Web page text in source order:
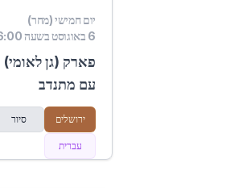
יום חמישי (מחר)
6 באוגוסט בשעה 16:00
פארק (גן
עם מתנדב
ירושלים סיור
עברית